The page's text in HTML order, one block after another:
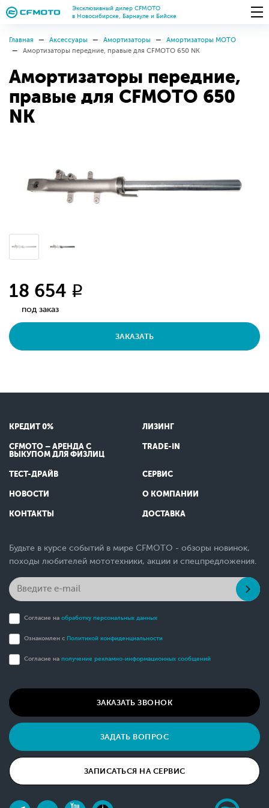
Эксклюзивный дилер CFMOTO
в Новосибирске, Барнауле и Бийске
Главная Аксессуары Амортизаторы
Амортизаторы МОТО
Амортизаторы передние, правые для CFMOTO 650 NK
Амортизаторы передние,
правые для CFMOTO 650
NK
18 654 q
под заказ
ЗАКАЗАТЬ
КРЕДИТ 0% ЛИЗИНГ
CFMOTO – АРЕНДА С
ВЫКУПОМ ДЛЯ ФИЗЛИЦ
TRADE-IN
ТЕСТ-ДРАЙВ СЕРВИС
НОВОСТИ О КОМПАНИИ
КОНТАКТЫ ДОСТАВКА
Будьте в курсе событий в мире CFMOTO - обзоры новинок,
походы любителей мототехники, акции и спецпредложения.
Согласие на обработку персональных данных
Ознакомлен с Политикой конфиденциальности
Согласие на получение рекламно-информационных сообщений
ЗАКАЗАТЬ ЗВОНОК
ЗАДАТЬ ВОПРОС
ЗАПИСАТЬСЯ НА СЕРВИС